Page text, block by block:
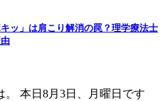
ッ」は肩こり解消の罠？理学療法士
本日8月3日、月曜日です